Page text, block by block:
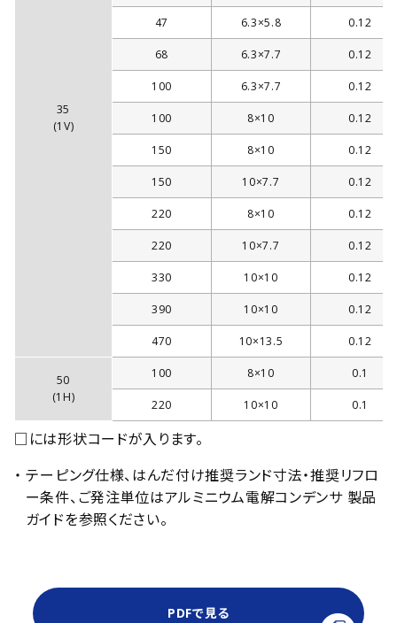
35
(1V)
47 6.3×5.8 0.12
68 6.3×7.7 0.12
100 6.3×7.7 0.12
100 8×10 0.12
150 8×10 0.12
150 10×7.7 0.12
220 8×10 0.12
220 10×7.7 0.12
330 10×10 0.12
390 10×10 0.12
470 10×13.5 0.12
50
(1H)
100 8×10 0.1
220 10×10 0.1
□には形状コードが入ります。
・ テーピング仕様、はんだ付け推奨ランド寸法・推奨リフロ
ー条件、ご発注単位はアルミニウム電解コンデンサ 製品
ガイドを参照ください。
PDFで見る